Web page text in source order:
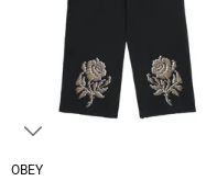
OBEY